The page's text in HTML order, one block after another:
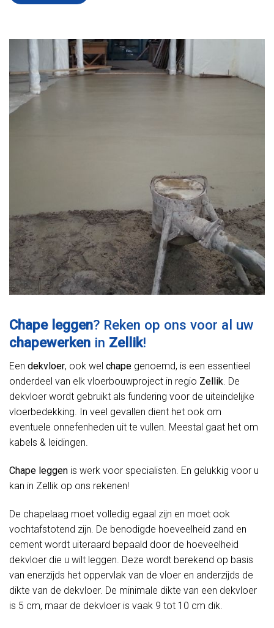
Chape leggen? Reken op ons voor al uw
chapewerken in Zellik!
Een dekvloer, ook wel chape genoemd, is een essentieel
onderdeel van elk vloerbouwproject in regio Zellik. De
dekvloer wordt gebruikt als fundering voor de uiteindelijke
vloerbedekking. In veel gevallen dient het ook om
eventuele onnefenheden uit te vullen. Meestal gaat het om
kabels & leidingen.
Chape leggen is werk voor specialisten. En gelukkig voor u
kan in Zellik op ons rekenen!
De chapelaag moet volledig egaal zijn en moet ook
vochtafstotend zijn. De benodigde hoeveelheid zand en
cement wordt uiteraard bepaald door de hoeveelheid
dekvloer die u wilt leggen. Deze wordt berekend op basis
van enerzijds het oppervlak van de vloer en anderzijds de
dikte van de dekvloer. De minimale dikte van een dekvloer
is 5 cm, maar de dekvloer is vaak 9 tot 10 cm dik.